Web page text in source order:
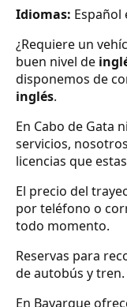
Idiomas: Español
¿Requiere un
buen nivel de
disponemos de
inglés.
En Cabo de Gata ni
servicios,
licencias que
El precio del
por teléfono o
todo momento.
Reservas para
de autobús y tren.
En Bayarque